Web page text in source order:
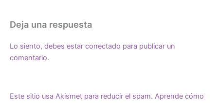
Deja una respuesta
Lo siento, debes estar conectado para publicar un
comentario.
Este sitio usa Akismet para reducir el spam. Aprende cómo